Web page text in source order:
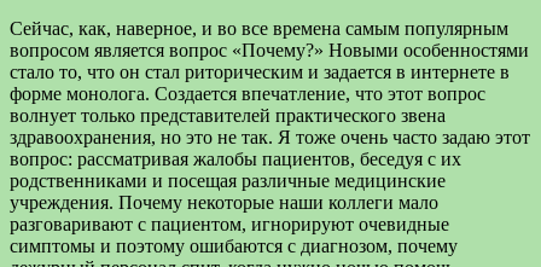
Сейчас, как, наверное, и во все времена самым популярным
вопросом является вопрос «Почему?» Новыми особенностями
стало то, что он стал риторическим и задается в интернете в
форме монолога. Создается впечатление, что этот вопрос
волнует только представителей практического звена
здравоохранения, но это не так. Я тоже очень часто задаю этот
вопрос: рассматривая жалобы пациентов, беседуя с их
родственниками и посещая различные медицинские
учреждения. Почему некоторые наши коллеги мало
разговаривают с пациентом, игнорируют очевидные
симптомы и поэтому ошибаются с диагнозом, почему